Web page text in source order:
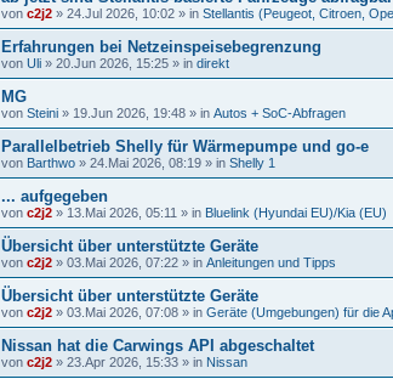
von c2j2 » 24.Jul 2026, 10:02 » in Stellantis (Peugeot, Citroen,
Erfahrungen bei Netzeinspeisebegrenzung
von Uli » 20.Jun 2026, 15:25 » in direkt
MG
von Steini » 19.Jun 2026, 19:48 » in Autos + SoC-Abfragen
Parallelbetrieb Shelly für Wärmepumpe und go-e
von Barthwo » 24.Mai 2026, 08:19 » in Shelly 1
... aufgegeben
von c2j2 » 13.Mai 2026, 05:11 » in Bluelink (Hyundai EU)/Kia (EU)
Übersicht über unterstützte Geräte
von c2j2 » 03.Mai 2026, 07:22 » in Anleitungen und Tipps
Übersicht über unterstützte Geräte
von c2j2 » 03.Mai 2026, 07:08 » in Geräte (Umgebungen) für die
Nissan hat die Carwings API abgeschaltet
von c2j2 » 23.Apr 2026, 15:33 » in Nissan